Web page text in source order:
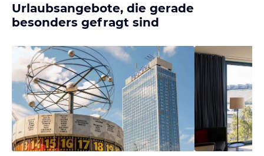
Urlaubsangebote, die gerade
besonders gefragt sind